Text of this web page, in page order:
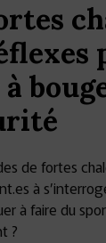
de fortes
à
à faire du
?